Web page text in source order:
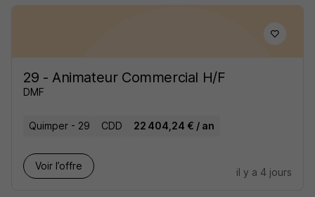
29 - Animateur Commercial H/F
DMF
Quimper - 29 CDD 22 404,24 € / an
Voir l’offre
il y a 4 jours